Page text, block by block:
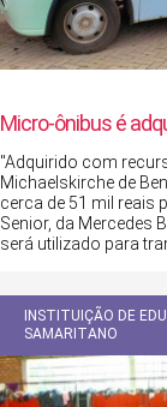
Micro-ônibus é
"Adquirido com
Michaelskirche de
cerca de 51 mil reais
Senior, da Mercedes
será utilizado para
INSTITUIÇÃO DE
SAMARITANO